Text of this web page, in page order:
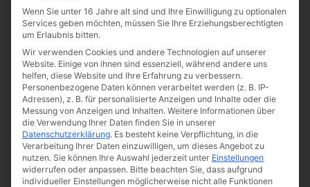
Reparaturen
Elektromotoren
MEHR DAZU
Wenn Sie unter 16 Jahre alt sind und Ihre Einwilligung zu optionalen
Services geben möchten, müssen Sie Ihre Erziehungsberechtigten
um Erlaubnis bitten.
Wir verwenden Cookies und andere Technologien auf unserer
Website. Einige von ihnen sind essenziell, während andere uns
helfen, diese Website und Ihre Erfahrung zu verbessern.
Personenbezogene Daten können verarbeitet werden (z. B. IP-
Adressen), z. B. für personalisierte Anzeigen und Inhalte oder die
Messung von Anzeigen und Inhalten. Weitere Informationen über
die Verwendung Ihrer Daten finden Sie in unserer
Datenschutzerklärung. Es besteht keine Verpflichtung, in die
Verarbeitung Ihrer Daten einzuwilligen, um dieses Angebot zu
nutzen. Sie können Ihre Auswahl jederzeit unter Einstellungen
widerrufen oder anpassen. Bitte beachten Sie, dass aufgrund
individueller Einstellungen möglicherweise nicht alle Funktionen